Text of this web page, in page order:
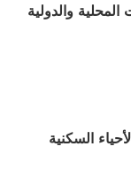
والدولية
السكنية